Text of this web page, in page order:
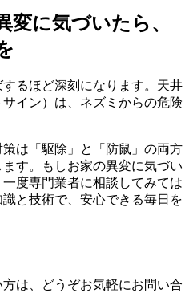
変に気づいたら、
るほど深刻になります。天井
イン）は、ネズミからの危険
は「駆除」と「防鼠」の両方
す。もしお家の異変に気づい
度専門業者に相談してみては
と技術で、安心できる毎日を
は、どうぞお気軽にお問い合